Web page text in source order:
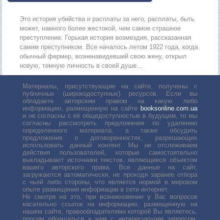
Это история убийства и расплаты за него, расплаты, быть
может, намного более жестокой, чем самое страшное
преступление. Горькая история возмездия, рассказанная
самим преступником. Все началось летом 1922 года, когда
обычный фермер, возненавидевший свою жену, открыл
новую, темную личность в своей душе…
Материалы, присутствующие на сайте, получены с
публичных (широкодоступных) ресурсов. Если вы
обладаете авторским правом на какую либо
информацию, размещенную на сайте booksonline.com.ua
и не согласны с её общедоступностью в будущем, то мы
согласны рассмотреть предложения по удалению
определенного материала, а также обсудить
предложения о договоренностях, разрешающих
использовать данный контент. Мы не отслеживаем
действия пользователей, которые самостоятельно
выкладывают источники текстов, являющиеся объектом
вашего авторского права. Все данные на сайт,
загружаются автоматически, не проходя заранее отбора
с чьей либо стороны, что является нормой в мировом
опыте размещения информации в сети интернет.
Не смотря на это, при возникновении у Вас вопросов
касательно ссылок на информацию, размещенную на
нашем сайте, правообладателями которой Вы являетесь,